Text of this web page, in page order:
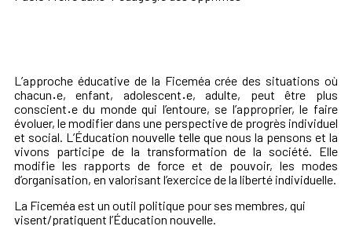
L’approche éducative de la Ficeméa crée des situations où
chacun·e, enfant, adolescent·e, adulte, peut être plus
conscient·e du monde qui l’entoure, se l’approprier, le faire
évoluer, le modifier dans une perspective de progrès individuel
et social. L’Éducation nouvelle telle que nous la pensons et la
vivons participe de la transformation de la société. Elle
modifie les rapports de force et de pouvoir, les modes
d’organisation, en valorisant l’exercice de la liberté individuelle.
La Ficeméa est un outil politique pour ses membres, qui
visent/pratiquent l’Éducation nouvelle.